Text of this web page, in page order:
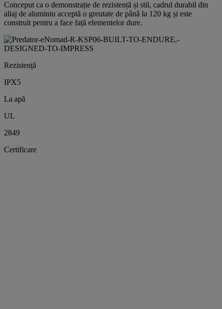
Conceput ca o demonstrație de rezistență și stil, cadrul durabil din
aliaj de aluminiu acceptă o greutate de până la 120 kg și este
construit pentru a face față elementelor dure.
Rezistență
IPX5
La apă
UL
2849
Certificare